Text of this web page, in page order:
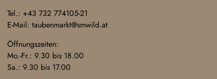
Tel.: +43 732 774105-21
E-Mail: taubenmarkt@smwild.at
Öffnungszeiten:
Mo.-Fr.: 9.30 bis 18.00
Sa.: 9.30 bis 17.00